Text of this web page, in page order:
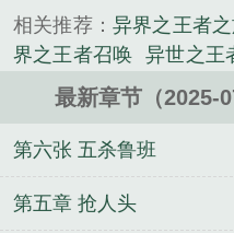
相关推荐： 异界之王者
界之王者召唤
异世之王
异界王者无敌 异
双全集 异世之王者
双笔趣阁 异界之王者无
敌
异界之王者荣耀系统
最新章节（2025-
第六张 五杀鲁班
第五章 抢人头